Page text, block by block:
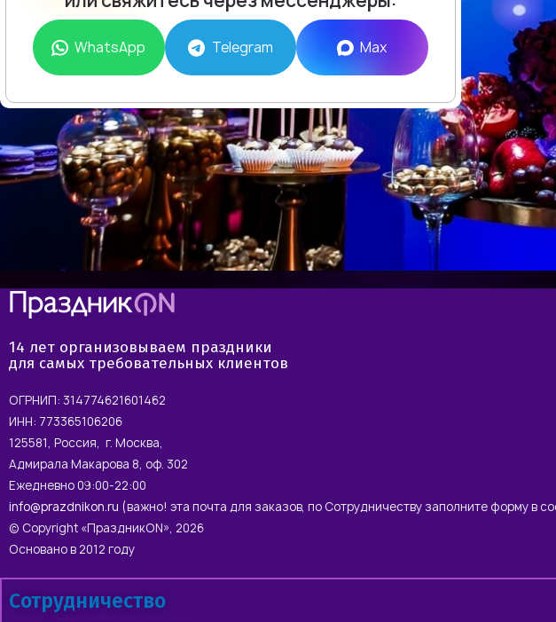
WhatsApp Telegram Max
14 лет организовываем праздники
для самых требовательных клиентов
ОГРНИП: 314774621601462
ИНН: 773365106206
125581, Россия, г. Москва,
Адмирала Макарова 8, оф. 302
Ежедневно 09:00-22:00
info@prazdnikon.ru (важно! эта почта для заказов, по Сотрудничеству заполните форму в
© Copyright «ПраздникON», 2026
Основано в 2012 году
Сотрудничество